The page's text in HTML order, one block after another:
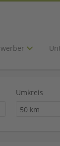
Umkreis
50 km